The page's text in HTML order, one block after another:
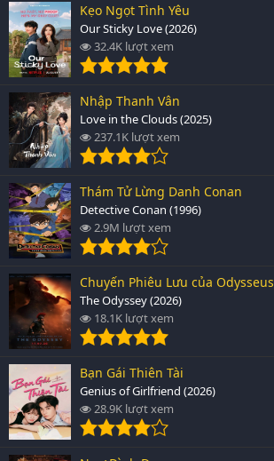
Kẹo Ngọt Tình Yêu
Our Sticky Love (2026)
32.4K lượt xem
Nhập Thanh Vân
Love in the Clouds (2025)
237.1K lượt xem
Thám Tử Lừng Danh Conan
Detective Conan (1996)
2.9M lượt xem
Chuyến Phiêu Lưu của Odysseus
The Odyssey (2026)
18.1K lượt xem
Bạn Gái Thiên Tài
Genius of Girlfriend (2026)
28.9K lượt xem